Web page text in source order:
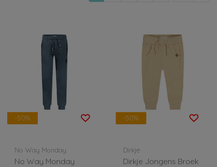
-50%
No Way Monday
No Way Monday
-50%
Dirkje
Dirkje Jongens Broek